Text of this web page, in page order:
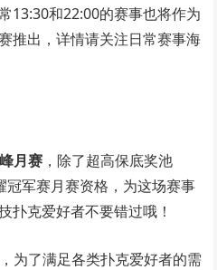
13:30和22:00的赛事也将作为
推出，详情请关注日常赛事海
月赛 ，除了超高保底奖池
军赛月赛资格，为这场赛事
扑克爱好者不要错过哦！
，为了满足各类扑克爱好者的需